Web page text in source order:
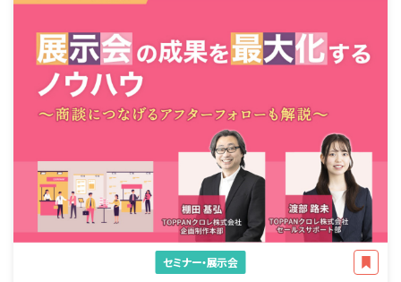
セミナー・展示会